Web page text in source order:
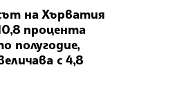
на Хърватия
процента
полугодие,
с 4,8